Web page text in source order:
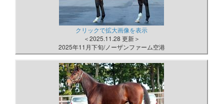
クリックで拡大画像を表示
＜2025.11.28 更新＞
2025年11月下旬/ノーザンファーム空港